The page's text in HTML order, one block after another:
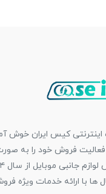
اینترنتی کیس ایران خوش
فروش خود را به
ها با ارائه خدمات ویژه